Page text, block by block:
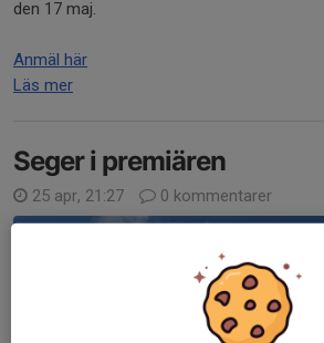
den 17 maj.
Anmäl här
Läs mer
Seger i premiären
25 apr, 21:27 0 kommentarer